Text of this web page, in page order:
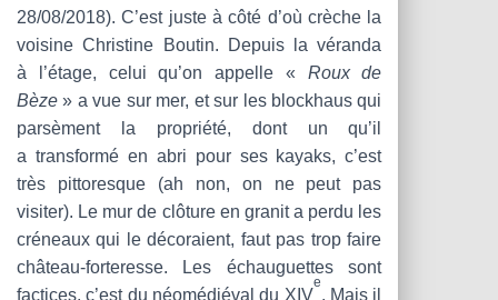
28/08/2018). C’est juste à côté d’où crèche la
voisine Christine Boutin. Depuis la véranda
à l’étage, celui qu’on appelle « Roux de
Bèze» a vue sur mer, et sur les blockhaus qui
parsèment la propriété, dont un qu’il
a transformé en abri pour ses kayaks, c’est
très pittoresque (ah non, on ne peut pas
visiter). Le mur de clôture en granit a perdu les
créneaux qui le décoraient, faut pas trop faire
château-forteresse. Les échauguettes sont
factices, c’est du néomédiéval du XIV
e
. Mais il